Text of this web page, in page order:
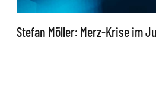
Stefan Möller: Merz-Krise im